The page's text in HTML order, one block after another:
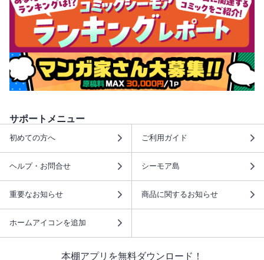
サポートメニュー
初めての方へ ご利用ガイド
ヘルプ・お問合せ シーモア島
重要なお知らせ 商品に関するお知らせ
ホームアイコンを追加
本棚アプリを無料ダウンロード！